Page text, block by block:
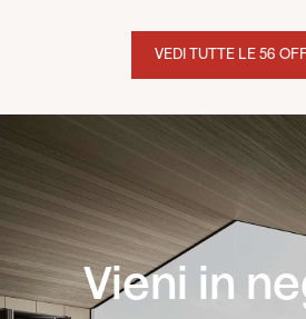
VEDI TUTTE LE 56
Vieni in